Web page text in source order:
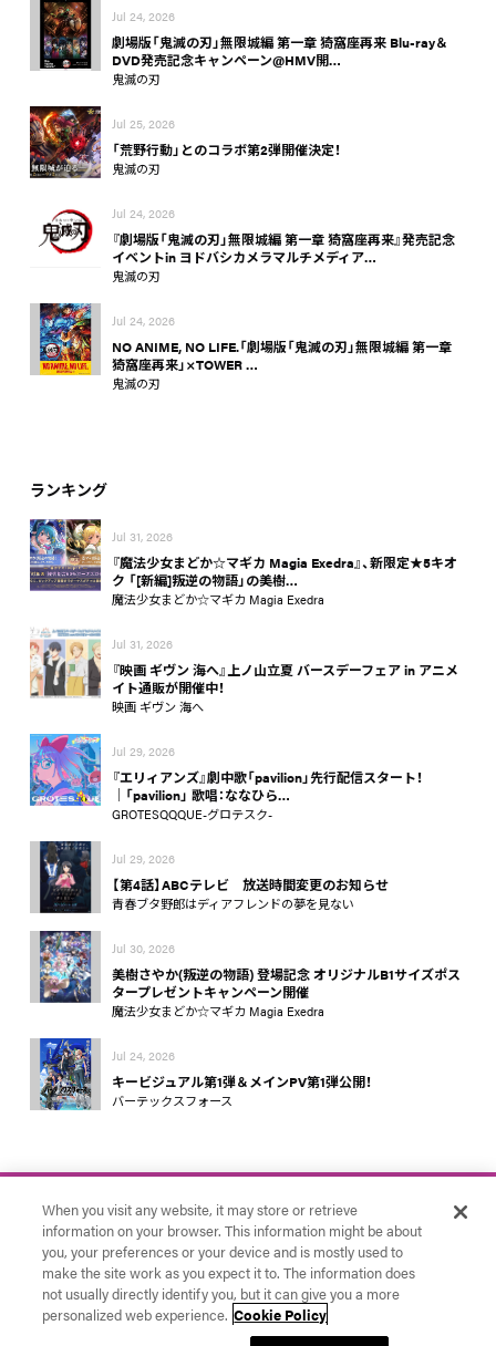
Jul 24, 2026
劇場版「鬼滅の刃」無限城編 第一章 猗窩座再来 Blu-ray＆
DVD発売記念キャンペーン@HMV開…
鬼滅の刃
Jul 25, 2026
「荒野行動」とのコラボ第2弾開催決定！
鬼滅の刃
Jul 24, 2026
『劇場版「鬼滅の刃」無限城編 第一章 猗窩座再来』発売記念
イベントin ヨドバシカメラマルチメディア…
鬼滅の刃
Jul 24, 2026
NO ANIME, NO LIFE.「劇場版「鬼滅の刃」無限城編 第一章
猗窩座再来」×TOWER …
鬼滅の刃
ランキング
Jul 31, 2026
『魔法少女まどか☆マギカ Magia Exedra』、新限定★5キオ
ク 「[新編]叛逆の物語」の美樹…
魔法少女まどか☆マギカ Magia Exedra
Jul 31, 2026
『映画 ギヴン 海へ』上ノ山立夏 バースデーフェア in アニメ
イト通販が開催中！
映画 ギヴン 海へ
Jul 29, 2026
『エリィアンズ』劇中歌「pavilion」先行配信スタート！
│「pavilion」 歌唱：ななひら…
GROTESQQQUE-グロテスク-
Jul 29, 2026
【第4話】ABCテレビ 放送時間変更のお知らせ
青春ブタ野郎はディアフレンドの夢を見ない
Jul 30, 2026
美樹さやか(叛逆の物語) 登場記念 オリジナルB1サイズポス
タープレゼントキャンペーン開催
魔法少女まどか☆マギカ Magia Exedra
Jul 24, 2026
キービジュアル第1弾＆メインPV第1弾公開！
バーテックスフォース
お問い合わせ アニプレックス
Cookie Settings
© Aniplex Inc. All rights reserved.
When you visit any website, it may store or retrieve
information on your browser. This information might be about
you, your preferences or your device and is mostly used to
make the site work as you expect it to. The information does
not usually directly identify you, but it can give you a more
personalized web experience. Cookie Policy